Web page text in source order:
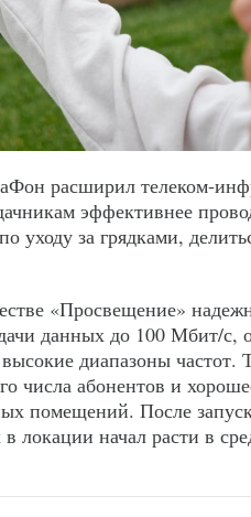
расширил
эффективнее
уходу за грядками,
«Просвещение»
данных до 100 Мбит/с,
диапазоны частот.
числа абонентов и
помещений. После
локации начал расти в